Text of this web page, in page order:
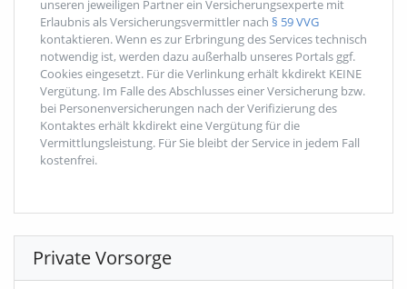
unseren jeweiligen Partner ein Versicherungsexperte mit
Erlaubnis als Versicherungsvermittler nach § 59 VVG
kontaktieren. Wenn es zur Erbringung des Services technisch
notwendig ist, werden dazu außerhalb unseres Portals ggf.
Cookies eingesetzt. Für die Verlinkung erhält kkdirekt KEINE
Vergütung. Im Falle des Abschlusses einer Versicherung bzw.
bei Personenversicherungen nach der Verifizierung des
Kontaktes erhält kkdirekt eine Vergütung für die
Vermittlungsleistung. Für Sie bleibt der Service in jedem Fall
kostenfrei.
Private Vorsorge